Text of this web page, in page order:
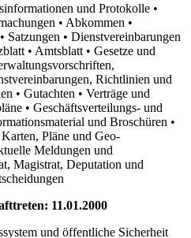
und Protokolle •
• Abkommen •
• Satzungen • Dienstvereinbarungen
• Amtsblatt • Gesetze und
Richtlinien und
• Gutachten • Verträge und
• Geschäftsverteilungs- und
und Broschüren •
Karten, Pläne und Geo-
Meldungen und
Magistrat, Deputation und
11.01.2000